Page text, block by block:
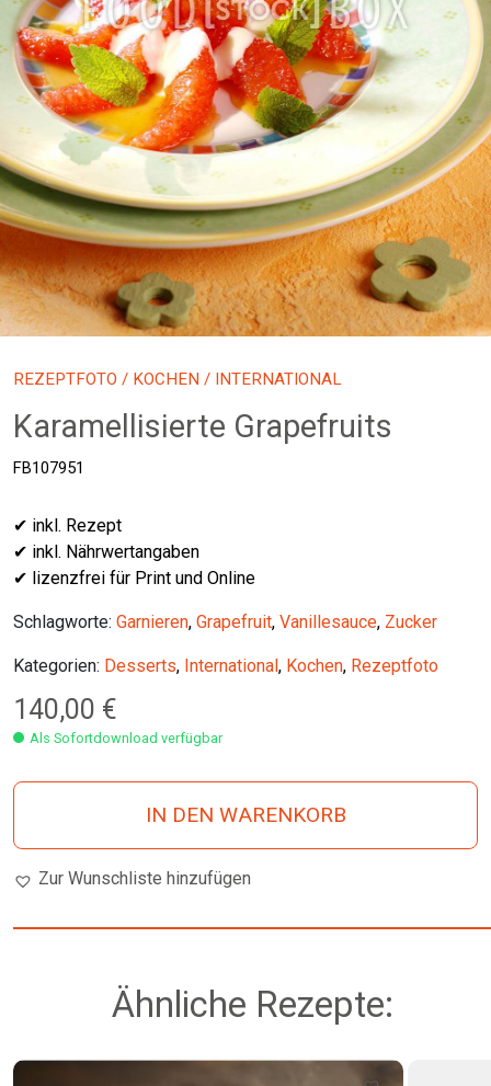
REZEPTFOTO / KOCHEN / INTERNATIONAL
Karamellisierte Grapefruits
FB107951
✔ inkl. Rezept
✔ inkl. Nährwertangaben
✔ lizenzfrei für Print und Online
Schlagworte: Garnieren, Grapefruit, Vanillesauce, Zucker
Kategorien: Desserts, International , Kochen, Rezeptfoto
140,00 €
Als Sofortdownload verfügbar
IN DEN WARENKORB
Zur Wunschliste hinzufügen
Ähnliche Rezepte: